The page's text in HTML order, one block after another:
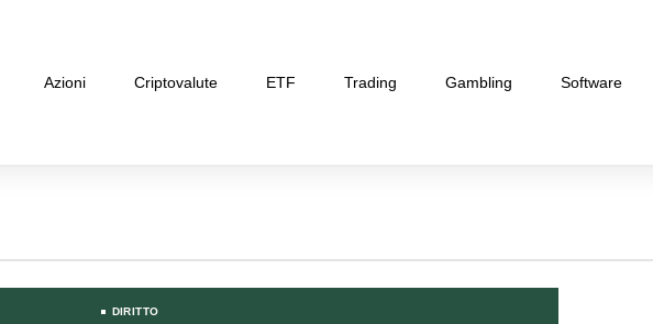
Azioni Criptovalute ETF Trading Gambling Software
DIRITTO